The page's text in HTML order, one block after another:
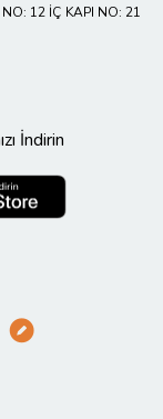
12 İÇ KAPI NO: 21
İndirin